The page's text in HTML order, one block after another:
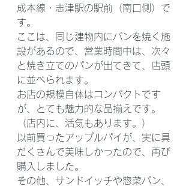
成本線・志津駅の駅前（南口側）で
す。
ここは、同じ建物内にパンを焼く施
設があるので、営業時間中は、次々
と焼き立てのパンが出てきて、店頭
に並べられます。
お店の規模自体はコンパクトです
が、とても魅力的な品揃えです。
（店内に、活気もあります。）
以前買ったアップルパイが、実に具
だくさんで美味しかったので、再び
購入しました。
その他、サンドイッチや惣菜パン、